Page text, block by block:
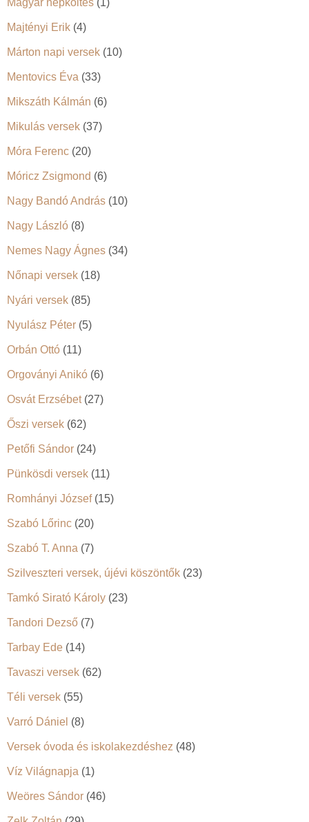
Majtényi Erik (4)
Márton napi versek (10)
Mentovics Éva (33)
Mikszáth Kálmán (6)
Mikulás versek (37)
Móra Ferenc (20)
Móricz Zsigmond (6)
Nagy Bandó András (10)
Nagy László (8)
Nemes Nagy Ágnes (34)
Nőnapi versek (18)
Nyári versek (85)
Nyulász Péter (5)
Orbán Ottó (11)
Orgoványi Anikó (6)
Osvát Erzsébet(27)
Őszi versek (62)
Petőfi Sándor (24)
Pünkösdi versek (11)
Romhányi József(15)
Szabó Lőrinc (20)
Szabó T. Anna (7)
Szilveszteri versek, újévi köszöntők (23)
Tamkó Sirató Károly (23)
Tandori Dezső (7)
Tarbay Ede (14)
Tavaszi versek (62)
Téli versek (55)
Varró Dániel (8)
Versek óvoda és iskolakezdéshez (48)
Víz Világnapja (1)
Weöres Sándor (46)